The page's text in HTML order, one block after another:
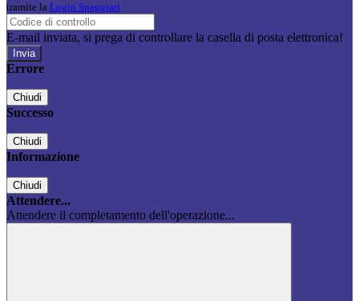
tramite la Login Spaggiari
E-mail inviata, si prega di controllare la casella di posta elettronica!
Errore
Chiudi
Successo
Chiudi
Informazione
Chiudi
Attendere...
Attendere il completamento dell'operazione...